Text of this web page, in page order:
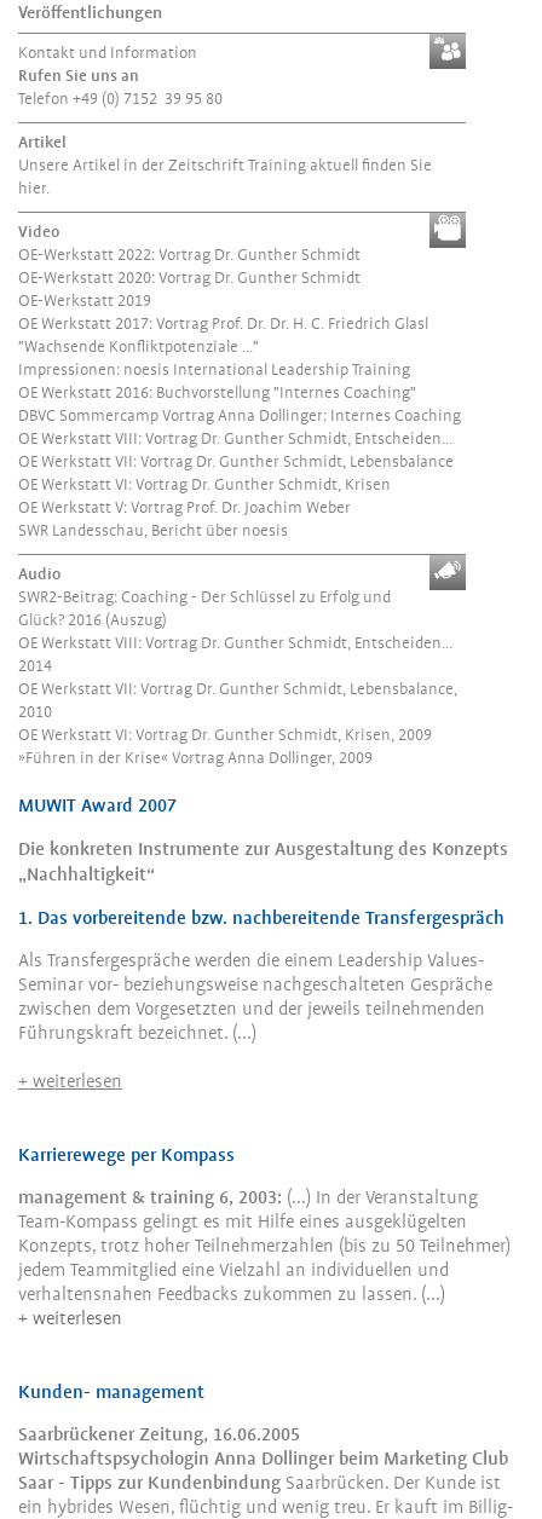
Veröffentlichungen
Kontakt und Information
Rufen Sie uns an
Telefon +49 (0) 7152 39 95 80
Artikel
Unsere Artikel in der Zeitschrift Training aktuell finden Sie
hier.
Video
OE-Werkstatt 2022: Vortrag Dr. Gunther Schmidt
OE-Werkstatt 2020: Vortrag Dr. Gunther Schmidt
OE-Werkstatt 2019
OE Werkstatt 2017: Vortrag Prof. Dr. Dr. H. C. Friedrich Glasl
"Wachsende Konfliktpotenziale ..."
Impressionen: noesis International Leadership Training
OE Werkstatt 2016: Buchvorstellung "Internes Coaching"
DBVC Sommercamp Vortrag Anna Dollinger: Internes Coaching
OE Werkstatt VIII: Vortrag Dr. Gunther Schmidt, Entscheiden...
OE Werkstatt VII: Vortrag Dr. Gunther Schmidt, Lebensbalance
OE Werkstatt VI: Vortrag Dr. Gunther Schmidt, Krisen
OE Werkstatt V: Vortrag Prof. Dr. Joachim Weber
SWR Landesschau, Bericht über noesis
Audio
SWR2-Beitrag: Coaching - Der Schlüssel zu Erfolg und
Glück? 2016 (Auszug)
OE Werkstatt VIII: Vortrag Dr. Gunther Schmidt, Entscheiden...
2014
OE Werkstatt VII: Vortrag Dr. Gunther Schmidt, Lebensbalance,
2010
OE Werkstatt VI: Vortrag Dr. Gunther Schmidt, Krisen, 2009
»Führen in der Krise« Vortrag Anna Dollinger, 2009
MUWIT Award 2007
Die konkreten Instrumente zur Ausgestaltung des Konzepts
„Nachhaltigkeit“
1. Das vorbereitende bzw. nachbereitende Transfergespräch
Als Transfergespräche werden die einem Leadership Values-
Seminar vor- beziehungsweise nachgeschalteten Gespräche
zwischen dem Vorgesetzten und der jeweils teilnehmenden
Führungskraft bezeichnet. (...)
+ weiterlesen
Karrierewege per Kompass
management & training 6, 2003: (...) In der Veranstaltung
Team-Kompass gelingt es mit Hilfe eines ausgeklügelten
Konzepts, trotz hoher Teilnehmerzahlen (bis zu 50 Teilnehmer)
jedem Teammitglied eine Vielzahl an individuellen und
verhaltensnahen Feedbacks zukommen zu lassen. (...)
weiterlesen
Kunden- management
Saarbrückener Zeitung, 16.06.2005
Wirtschaftspsychologin Anna Dollinger beim Marketing Club
Saar - Tipps zur Kundenbindung Saarbrücken. Der Kunde ist
ein hybrides Wesen, flüchtig und wenig treu. Er kauft im Billig-